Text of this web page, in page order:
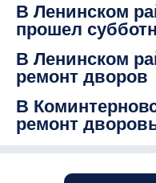
В Ленинском
прошел
В Ленинском
ремонт дворов
В
ремонт